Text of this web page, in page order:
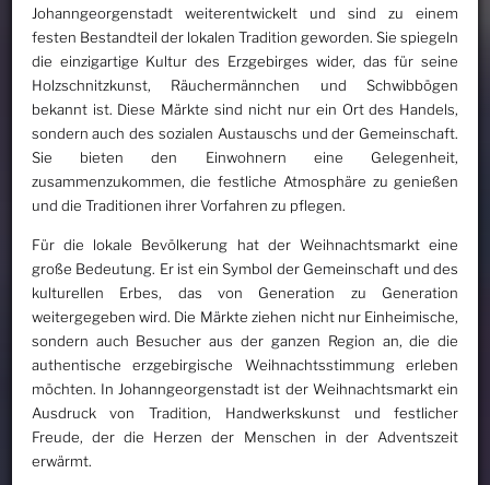
Johanngeorgenstadt weiterentwickelt und sind zu einem
festen Bestandteil der lokalen Tradition geworden. Sie spiegeln
die einzigartige Kultur des Erzgebirges wider, das für seine
Holzschnitzkunst, Räuchermännchen und Schwibbögen
bekannt ist. Diese Märkte sind nicht nur ein Ort des Handels,
sondern auch des sozialen Austauschs und der Gemeinschaft.
Sie bieten den Einwohnern eine Gelegenheit,
zusammenzukommen, die festliche Atmosphäre zu genießen
und die Traditionen ihrer Vorfahren zu pflegen.
Für die lokale Bevölkerung hat der Weihnachtsmarkt eine
große Bedeutung. Er ist ein Symbol der Gemeinschaft und des
kulturellen Erbes, das von Generation zu Generation
weitergegeben wird. Die Märkte ziehen nicht nur Einheimische,
sondern auch Besucher aus der ganzen Region an, die die
authentische erzgebirgische Weihnachtsstimmung erleben
möchten. In Johanngeorgenstadt ist der Weihnachtsmarkt ein
Ausdruck von Tradition, Handwerkskunst und festlicher
Freude, der die Herzen der Menschen in der Adventszeit
erwärmt.